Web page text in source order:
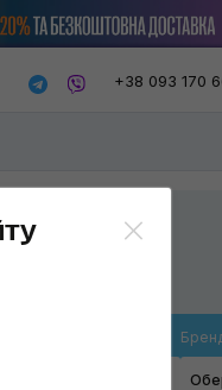
+38 093 170